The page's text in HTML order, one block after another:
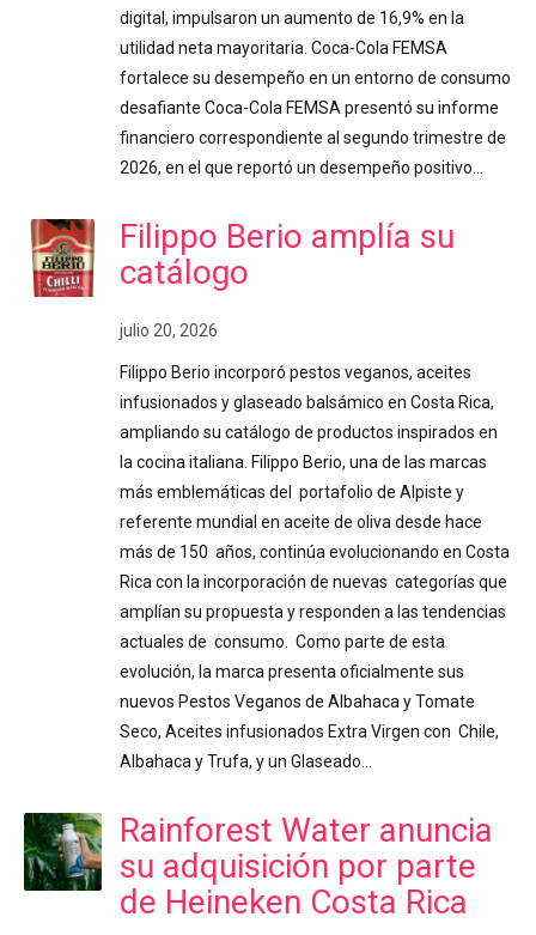
digital, impulsaron un aumento de 16,9% en la
utilidad neta mayoritaria. Coca-Cola FEMSA
fortalece su desempeño en un entorno de consumo
desafiante Coca-Cola FEMSA presentó su informe
financiero correspondiente al segundo trimestre de
2026, en el que reportó un desempeño positivo…
Filippo Berio amplía su
catálogo
julio 20, 2026
Filippo Berio incorporó pestos veganos, aceites
infusionados y glaseado balsámico en Costa Rica,
ampliando su catálogo de productos inspirados en
la cocina italiana. Filippo Berio, una de las marcas
más emblemáticas del portafolio de Alpiste y
referente mundial en aceite de oliva desde hace
más de 150 años, continúa evolucionando en Costa
Rica con la incorporación de nuevas categorías que
amplían su propuesta y responden a las tendencias
actuales de consumo. Como parte de esta
evolución, la marca presenta oficialmente sus
nuevos Pestos Veganos de Albahaca y Tomate
Seco, Aceites infusionados Extra Virgen con Chile,
Albahaca y Trufa, y un Glaseado…
Rainforest Water anuncia
su adquisición por parte
de Heineken Costa Rica